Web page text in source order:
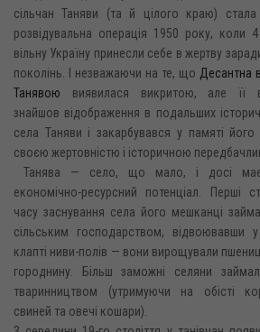
сільчан Таняви (та й цілого краю) стала
розвідувальна операція 1950 року, коли
вільну Україну принесли себе в жертву
поколінь. І незважаючи на те, що Десантна
Танявою виявилася викритою, але її
знайшов відображення в подальших
села Таняви і закарбувався у памяті його
своєю жертовністю і історичною
Танява — село, що мало, і досі
економічно-ресурсний потенціал. Перші
часу заснування села його мешканці
сільським господарством, відвоювавши
клапті ниви-полів — вони вирощували
городнину. Більш заможні селяни
тваринництвом (утримуючи на обісті
свиней та овечі кошари).